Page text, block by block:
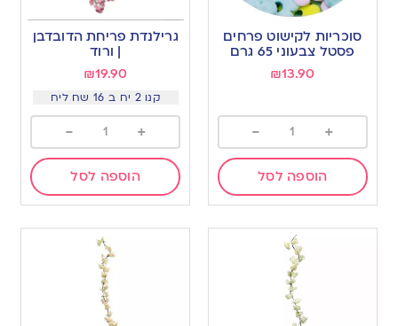
Add
to
wishlist
סוכריות לקישוט פרחים
פסטל צבעוני 65 גרם
₪13.90
+
-
הוספה לסל
to
גרילנדת פריחת הדובדבן
| ורוד
₪19.90
קנו 2 יח ב 16 שח ליח
+
-
הוספה לסל